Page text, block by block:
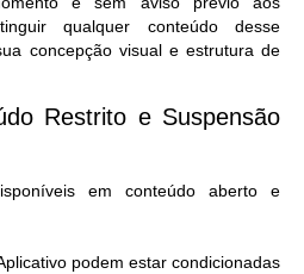
qualquer conteúdo desse
concepção visual e estrutura de
Restrito e Suspensão
em conteúdo aberto e
podem estar condicionadas